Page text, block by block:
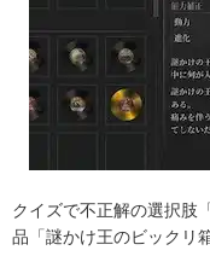
クイズで不正解の選択肢
品「謎かけ王のビックリ